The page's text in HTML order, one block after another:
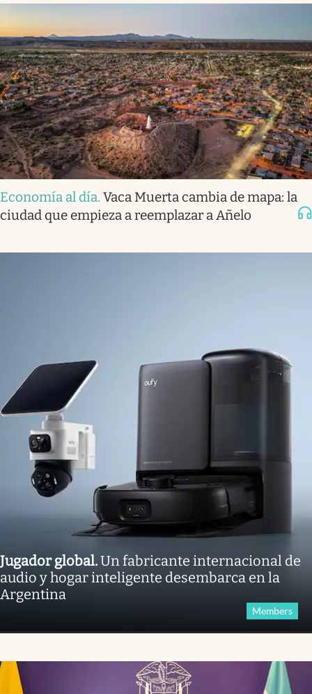
Economía al día. Vaca Muerta cambia de mapa: la
ciudad que empieza a reemplazar a Añelo
Jugador global.Un fabricante internacional de
audio y hogar inteligente desembarca en la
Argentina
Members